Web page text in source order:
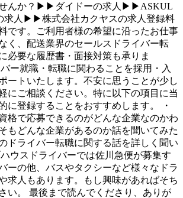
せんか？▶▶ダイドーの求人▶▶ASKUL
求人▶▶株式会社カクヤスの求人登録料
です。ご利用者様の希望に沿ったお仕事
く、配送業界のセールスドライバー転
必要な履歴書・面接対策も承りま
ー就職・転職に関わることを採用・入
ートいたします。不安に思うことが少し
にご相談ください。特に以下の項目に当
に登録することをおすすめします。 ・
格で応募できるのがどんな企業なのかわ
もどんな企業があるのか話を聞いてみた
ドライバー転職に関する話を詳しく聞い
ウスドライバーでは佐川急便が募集す
ーの他、バスやタクシーなど様々なドラ
求人もあります。もし興味があればそち
い。 最後まで読んでくださり、ありが